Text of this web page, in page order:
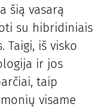
šią vasarą
su hibridiniais
Taigi, iš visko
ir jos
taip
visame